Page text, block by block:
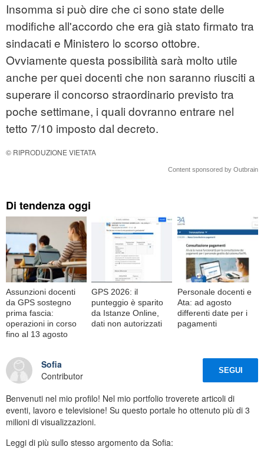
Insomma si può dire che ci sono state delle
modifiche all'accordo che era già stato firmato tra
sindacati e Ministero lo scorso ottobre.
Ovviamente questa possibilità sarà molto utile
anche per quei docenti che non saranno riusciti a
superare il concorso straordinario previsto tra
poche settimane, i quali dovranno entrare nel
tetto 7/10 imposto dal decreto.
© RIPRODUZIONE VIETATA
Content sponsored by Outbrain
Di tendenza oggi
Assunzioni docenti
da GPS sostegno
prima fascia:
operazioni in corso
fino al 13 agosto
GPS 2026: il
punteggio è sparito
da Istanze Online,
dati non autorizzati
Personale docenti e
Ata: ad agosto
differenti date per i
pagamenti
Sofia
Contributor
SEGUI
Benvenuti nel mio profilo! Nel mio portfolio troverete articoli di
eventi, lavoro e televisione! Su questo portale ho ottenuto più di 3
milioni di visualizzazioni.
Leggi di più sullo stesso argomento da Sofia: